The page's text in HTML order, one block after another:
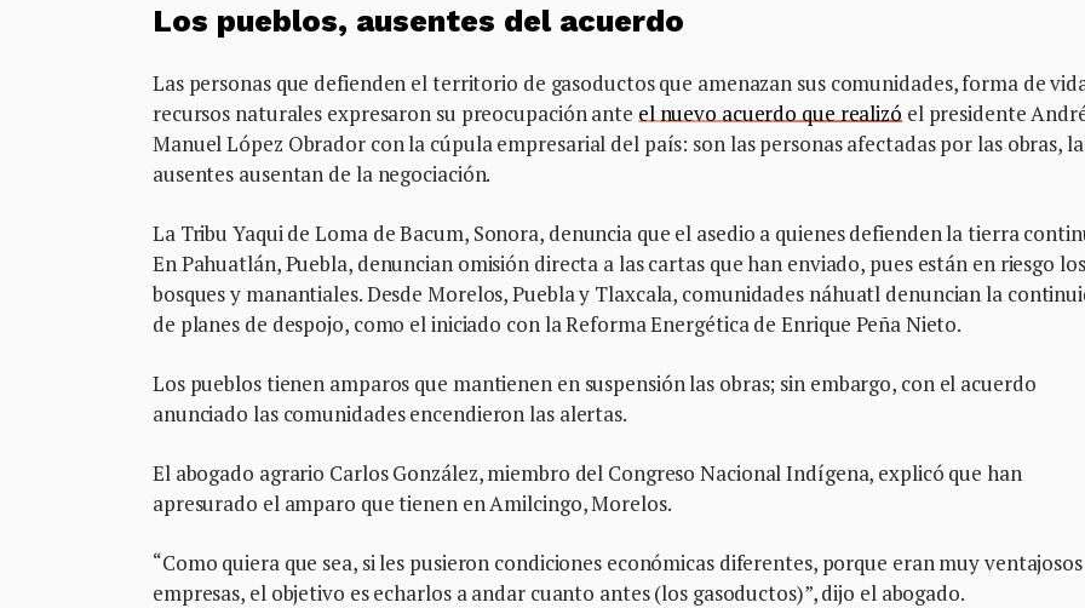
Los pueblos, ausentes del acuerdo
Las personas que defienden el territorio de gasoductos que amenazan sus comunidades, forma de
recursos naturales expresaron su preocupación ante el nuevo acuerdo que realizóel presidente
Manuel López Obrador con la cúpula empresarial del país: son las personas afectadas por las obras,
ausentes ausentan de la negociación.
La Tribu Yaqui de Loma de Bacum, Sonora, denuncia que el asedio a quienes defienden la tierra
En Pahuatlán, Puebla, denuncian omisión directa a las cartas que han enviado, pues están en riesgo los
bosques y manantiales. Desde Morelos, Puebla y Tlaxcala, comunidades náhuatl denuncian la
de planes de despojo, como el iniciado con la Reforma Energética de Enrique Peña Nieto.
Los pueblos tienen amparos que mantienen en suspensión las obras; sin embargo, con el acuerdo
anunciado las comunidades encendieron las alertas.
El abogado agrario Carlos González, miembro del Congreso Nacional Indígena, explicó que han
apresurado el amparo que tienen en Amilcingo, Morelos.
“Como quiera que sea, si les pusieron condiciones económicas diferentes, porque eran muy
empresas, el objetivo es echarlos a andar cuanto antes (los gasoductos)”, dijo el abogado.